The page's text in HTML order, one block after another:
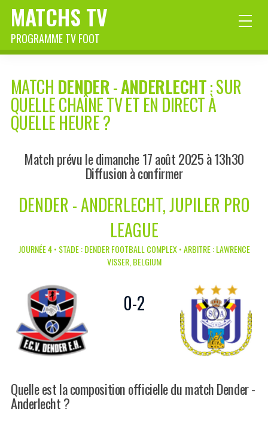
MATCHS TV
PROGRAMME TV FOOT
MATCH DENDER-ANDERLECHT: SUR
QUELLE CHAÎNE TV ET EN DIRECT À
QUELLE HEURE ?
Match prévu le dimanche 17 août 2025 à 13h30
Diffusion à confirmer
DENDER - ANDERLECHT, JUPILER PRO
LEAGUE
JOURNÉE 4 • STADE : DENDER FOOTBALL COMPLEX • ARBITRE : LAWRENCE
VISSER, BELGIUM
0-2
Quelle est la composition officielle du match Dender -
Anderlecht ?